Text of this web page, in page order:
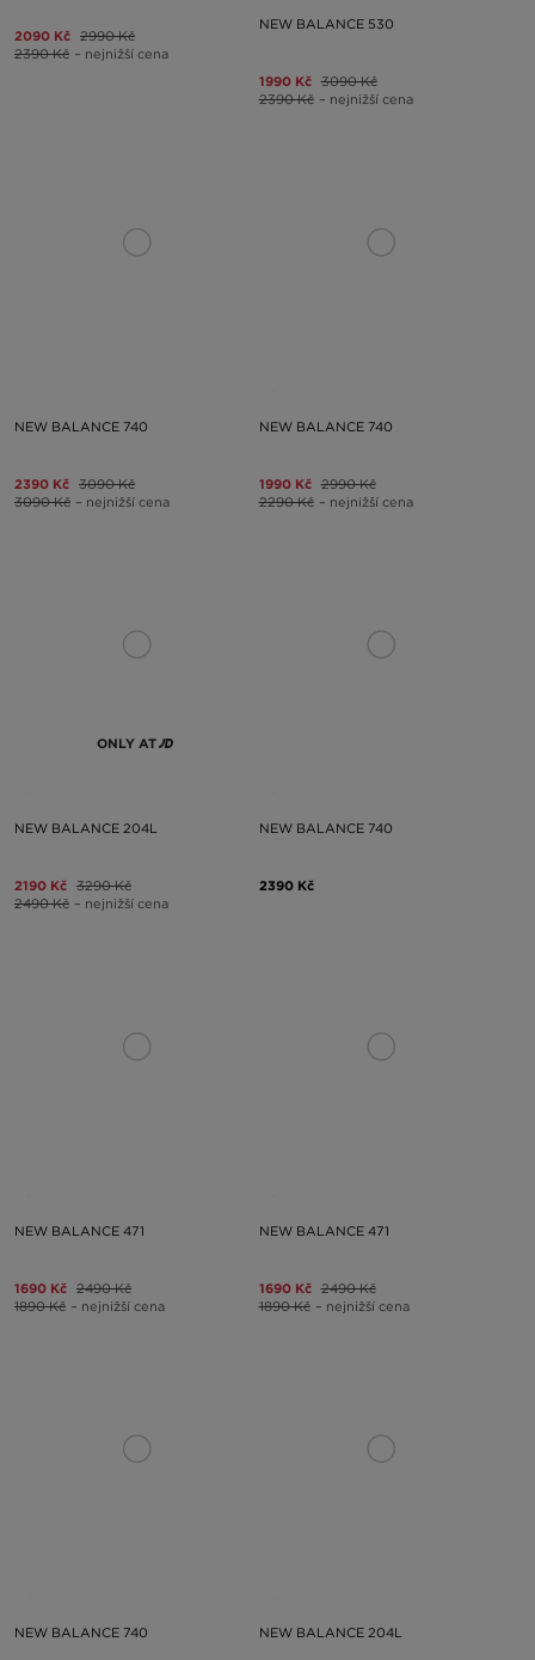
2090 Kč 2990 Kč
2390 Kč – nejnižší cena
NEW BALANCE 530
1990 Kč 3090 Kč
2390 Kč – nejnižší cena
NEW BALANCE 740
2390 Kč 3090 Kč
3090 Kč – nejnižší cena
NEW BALANCE 740
1990 Kč 2990 Kč
2290 Kč – nejnižší cena
ONLY AT
NEW BALANCE 204L
2190 Kč 3290 Kč
2490 Kč – nejnižší cena
NEW BALANCE 740
2390 Kč
NEW BALANCE 471
1690 Kč 2490 Kč
1890 Kč – nejnižší cena
NEW BALANCE 471
1690 Kč 2490 Kč
1890 Kč – nejnižší cena
NEW BALANCE 740 NEW BALANCE 204L